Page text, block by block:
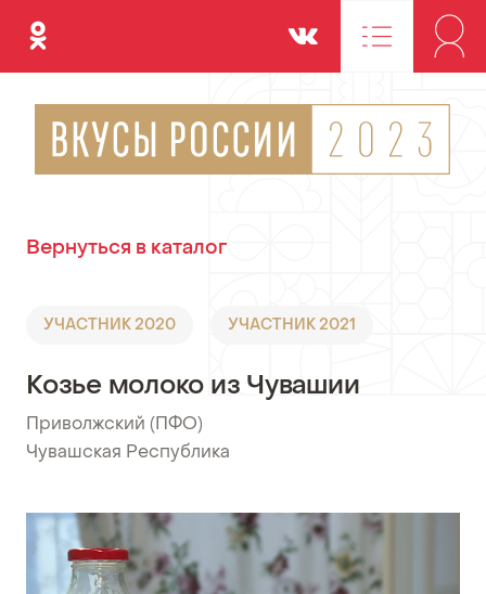
Одноклассники Вконтакте
Вернуться в каталог
УЧАСТНИК 2020 УЧАСТНИК 2021
Козье молоко из Чувашии
Приволжский (ПФО)
•Чувашская Республика